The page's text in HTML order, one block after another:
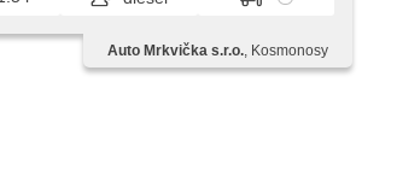
Android Auto, Apple CarPlay,
el. opuszczane przednie szyby, el.
centralne - zdalne, centralny zamek,
Auto Mrkvička s.r.o., Kosmonosy